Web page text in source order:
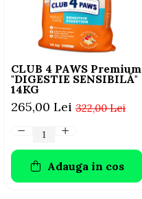
AFECTIUNI OCULARE
AFECTIUNI URINARE
IMUNITATE
AFECTIUNI OCULARE
AFECTIUNI URINARE
IMUNITATE
LAPTE PRAF
CLUB 4 PAWS Premium
"DIGESTIE SENSIBILĂ"
14KG
322,00 Lei
265,00 Lei
Adauga in cos